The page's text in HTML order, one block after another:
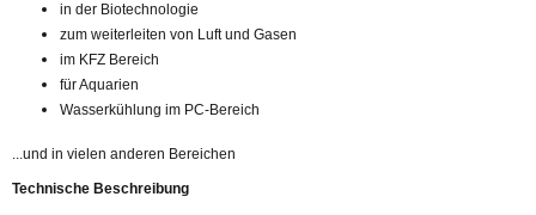
in der Biotechnologie
zum weiterleiten von Luft und Gasen
im KFZ Bereich
für Aquarien
Wasserkühlung im PC-Bereich
...und in vielen anderen Bereichen
Technische Beschreibung